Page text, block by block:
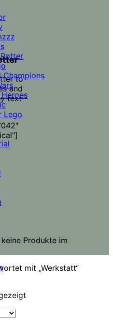
to
and
text
Produkte im
Champions
Lego
mit „Werkstatt“